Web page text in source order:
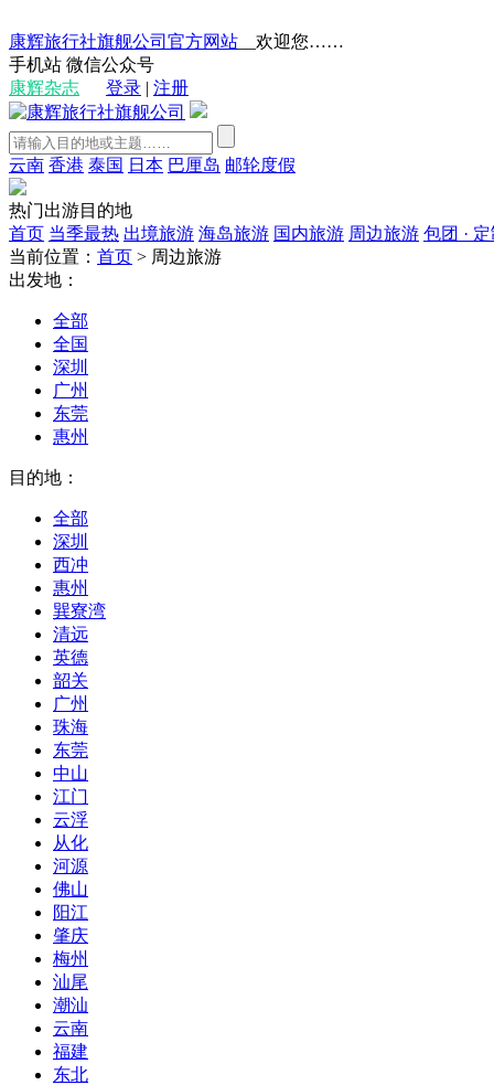
康辉旅行社旗舰公司官方网站 __欢迎您……
手机站 微信公众号
康辉杂志
登录 | 注册
云南 香港 泰国 日本 巴厘岛 邮轮度假
热门出游目的地
首页 当季最热 出境旅游 海岛旅游 国内旅游 周边旅游 包团 ·
当前位置： 首页 > 周边旅游
出发地：
全部
全国
深圳
广州
东莞
惠州
目的地：
全部
深圳
西冲
惠州
巽寮湾
清远
英德
韶关
广州
珠海
东莞
中山
江门
云浮
从化
河源
佛山
阳江
肇庆
梅州
汕尾
潮汕
云南
福建
东北